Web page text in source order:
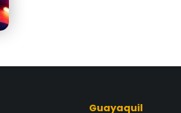
Guayaquil